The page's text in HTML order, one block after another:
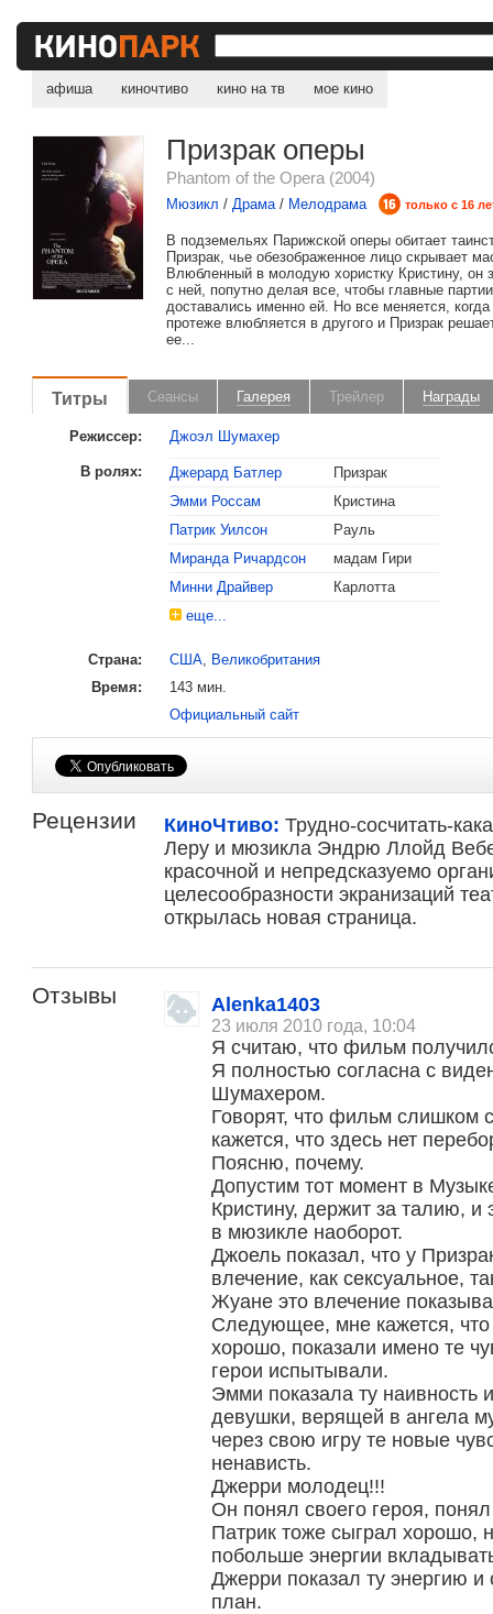
афиша киночтиво кино на тв мое кино
Призрак оперы
Phantom of the Opera (2004)
Мюзикл /Драма/ Мелодрама только с 16
В подземельях Парижской оперы обитает
Призрак, чье обезображенное лицо скрывает
Влюбленный в молодую хористку Кристину, он
с ней, попутно делая все, чтобы главные партии
доставались именно ей. Но все меняется,
протеже влюбляется в другого и Призрак
ее...
Титры Сеансы Галерея Трейлер Награды
Режиссер: Джоэл Шумахер
В ролях: Джерард Батлер
Призрак
Эмми Россам
Кристина
Патрик Уилсон
Рауль
Миранда Ричардсон
мадам Гири
Минни Драйвер
Карлотта
еще...
Страна: США, Великобритания
Время:
143 мин.
Официальный сайт
2005 Оскар
Номинация «Лучшая
Номинация «Лучшая
Номинация «Лучшая
Золотой глобус
Номинация «Лучший
мьюзикл»
мьюзикле»:
Номинация «Лучшая
Рецензии КиноЧтиво: Трудно-сосчитать-
Леру и мюзикла Эндрю Ллойд
красочной и непредсказуемо
целесообразности экранизаций
открылась новая страница.
Отзывы Alenka1403
23 июля 2010 года, 10:04
Я считаю, что фильм
Я полностью согласна с
Шумахером.
Говорят, что фильм слишком
кажется, что здесь нет
Поясню, почему.
Допустим тот момент в
Кристину, держит за талию, и
в мюзикле наоборот.
Джоель показал, что у
влечение, как сексуальное,
Жуане это влечение
Следующее, мне кажется,
хорошо, показали имено те
герои испытывали.
Эмми показала ту наивность
девушки, верящей в ангела
через свою игру те новые
ненависть.
Джерри молодец!!!
Он понял своего героя,
Патрик тоже сыграл хорошо,
побольше энергии
Джерри показал ту энергию
план.